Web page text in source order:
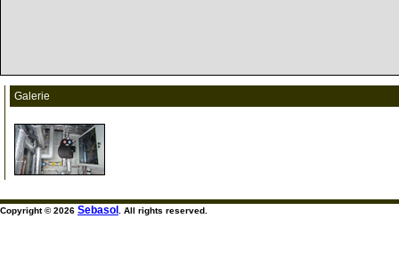
Galerie
Copyright © 2026 Sebasol . All rights reserved.